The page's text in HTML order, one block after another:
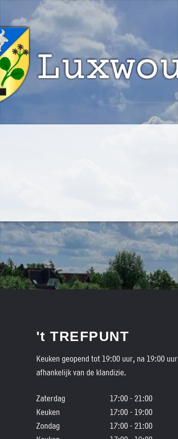
't TREFPUNT
Keuken geopend tot 19:00 uur, na 19:00 uur
afhankelijk van de klandizie.
Zaterdag
17:00 - 21:00
Keuken
17:00 - 19:00
Zondag
17:00 - 21:00